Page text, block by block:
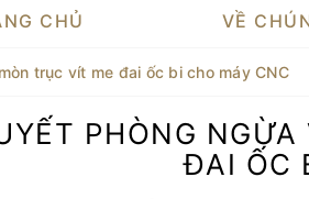
CHỦ VỀ
trục vít me đai ốc bi cho máy CNC
PHÒNG
ĐAI ỐC